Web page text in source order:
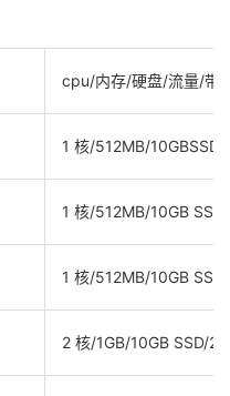
cpu/内存/硬盘/流量/带
1 核/512MB/
1 核/512MB/10GB
1 核/512MB/10GB
2 核/1GB/10GB SSD/